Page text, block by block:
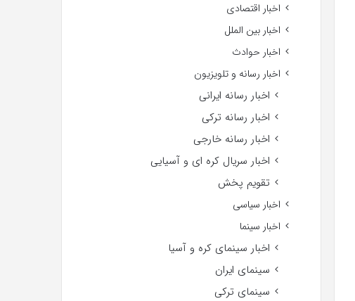
اخبار اقتصادی
اخبار بین الملل
اخبار حوادث
اخبار رسانه و تلویزیون
اخبار رسانه ایرانی
اخبار رسانه ترکی
اخبار رسانه خارجی
اخبار سریال کره ای و آسیایی
تقویم پخش
اخبار سیاسی
اخبار سینما
اخبار سینمای کره و آسیا
سینمای ایران
سینمای ترکی